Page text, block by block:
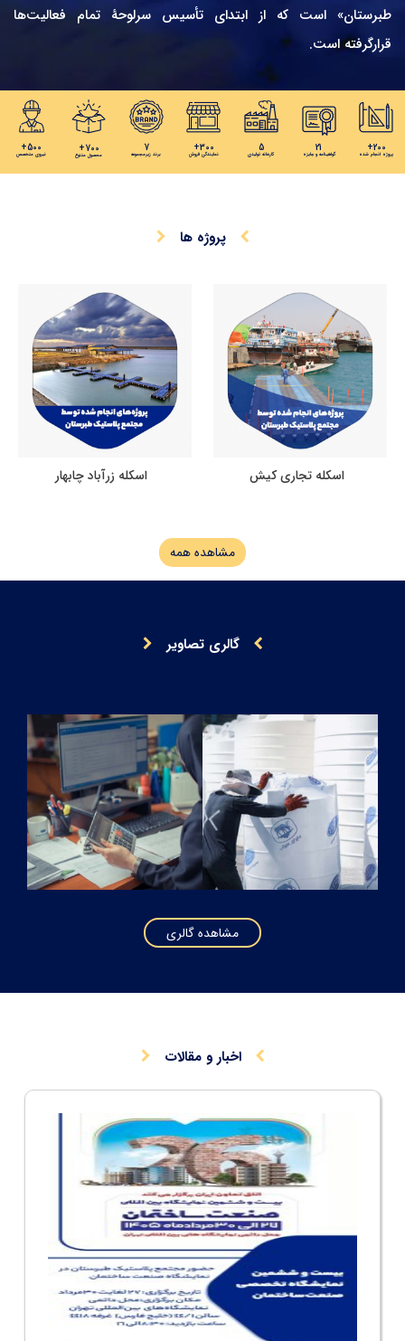
طبرستان» است که از ابتدای تأسیس سرلوحۀ تمام فعالیت‌ها
قرارگرفته است.
+200
پروژه انجام شده 21
گواهینامه و جایزه 5
کارخانه تولیدی +300
نمایندگی فروش 7
برند زیرمجموعه +700
محصول متنوع
+500
نیروی متخصص
پروژه ها
اسکله زرآباد چابهار اسکله تجاری کیش
مشاهده همه
گالری تصاویر
مشاهده گالری
اخبار و مقالات